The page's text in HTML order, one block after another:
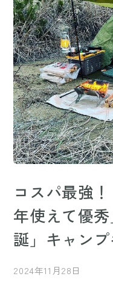
コスパ最強
年使えて優
誕」キャン
2024年11月28日